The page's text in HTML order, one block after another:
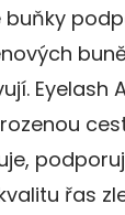
buňky
Eyelash
řas